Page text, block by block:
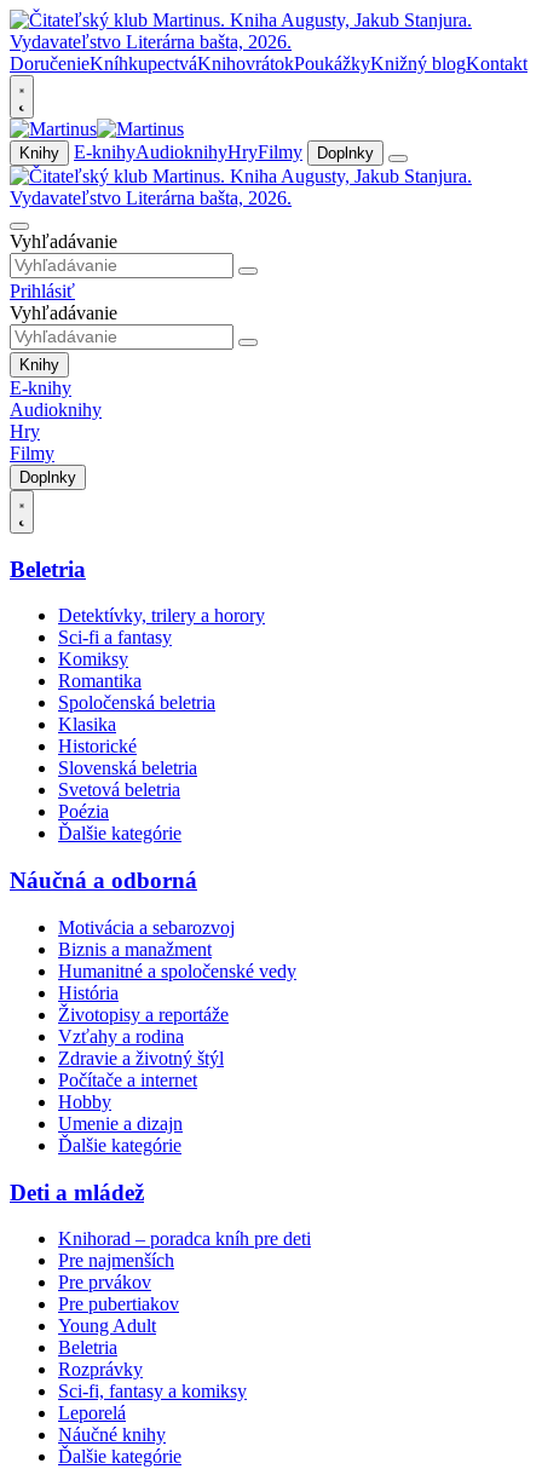
DoručenieKníhkupectváKnihovrátokPoukážkyKnižný blogKontakt
Knihy E-knihyAudioknihyHryFilmy Doplnky
Vyhľadávanie
Prihlásiť
Vyhľadávanie
Knihy
E-knihy
Audioknihy
Hry
Filmy
Doplnky
Beletria
Detektívky, trilery a horory
Sci-fi a fantasy
Komiksy
Romantika
Spoločenská beletria
Klasika
Historické
Slovenská beletria
Svetová beletria
Poézia
Ďalšie kategórie
Náučná a odborná
Motivácia a sebarozvoj
Biznis a manažment
Humanitné a spoločenské vedy
História
Životopisy a reportáže
Vzťahy a rodina
Zdravie a životný štýl
Počítače a internet
Hobby
Umenie a dizajn
Ďalšie kategórie
Deti a mládež
Knihorad – poradca kníh pre deti
Pre najmenších
Pre prvákov
Pre pubertiakov
Young Adult
Beletria
Rozprávky
Sci-fi, fantasy a komiksy
Leporelá
Náučné knihy
Ďalšie kategórie